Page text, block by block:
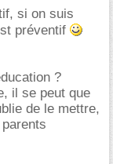
si on suis
préventif
?
il se peut que
de le mettre,